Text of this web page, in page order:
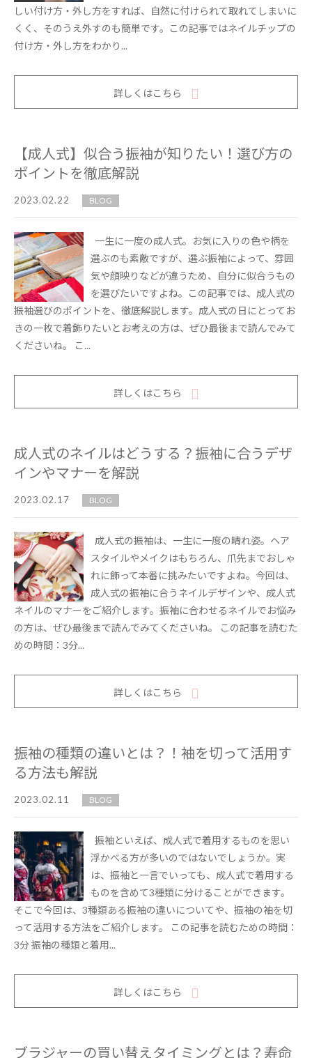
しい付け方・外し方をすれば、自然に付けられて取れてしまいに
くく、そのうえ外すのも簡単です。この記事ではネイルチップの
付け方・外し方をわかり...
詳しくはこちら
【成人式】似合う振袖が知りたい！選び方の
ポイントを徹底解説
2023.02.22 BLOG
一生に一度の成人式。お気に入りの色や柄を
選ぶのも素敵ですが、選ぶ振袖によって、雰囲
気や顔映りなどが違うため、自分に似合うもの
を選びたいですよね。この記事では、成人式の
振袖選びのポイントを、徹底解説します。成人式の日にとってお
きの一枚で着飾りたいとお考えの方は、ぜひ最後まで読んでみて
くださいね。 こ...
詳しくはこちら
成人式のネイルはどうする？振袖に合うデザ
インやマナーを解説
2023.02.17 BLOG
成人式の振袖は、一生に一度の晴れ姿。ヘア
スタイルやメイクはもちろん、爪先までおしゃ
れに飾って本番に挑みたいですよね。今回は、
成人式の振袖に合うネイルデザインや、成人式
ネイルのマナーをご紹介します。振袖に合わせるネイルでお悩み
の方は、ぜひ最後まで読んでみてくださいね。 この記事を読むた
めの時間：3分...
詳しくはこちら
振袖の種類の違いとは？！袖を切って活用す
る方法も解説
2023.02.11 BLOG
振袖といえば、成人式で着用するものを思い
浮かべる方が多いのではないでしょうか。実
は、振袖と一言でいっても、成人式で着用する
ものを含めて3種類に分けることができます。
そこで今回は、3種類ある振袖の違いについてや、振袖の袖を切
って活用する方法をご紹介します。 この記事を読むための時間：
3分 振袖の種類と着用...
詳しくはこちら
ブラジャーの買い替えタイミングとは？寿命